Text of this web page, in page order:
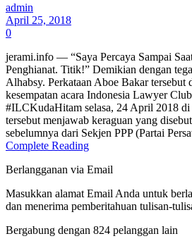
admin
April 25, 2018
0
jerami.info — “Saya Percaya Sampai
Penghianat. Titik!” Demikian dengan
Alhabsy. Perkataan Aboe Bakar tersebut
kesempatan acara Indonesia Lawyer
#ILCKudaHitam selasa, 24 April 2018
tersebut menjawab keraguan yang
sebelumnya dari Sekjen PPP (Partai
Complete Reading
Berlangganan via Email
Masukkan alamat Email Anda untuk
dan menerima pemberitahuan tulisan-
Bergabung dengan 824 pelanggan lain